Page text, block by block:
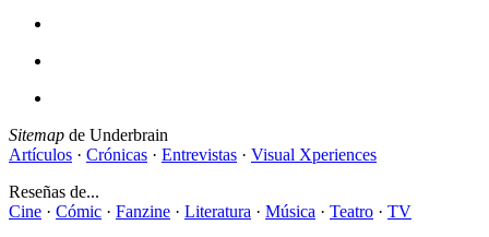
Sitemap de Underbrain
Artículos · Crónicas · Entrevistas · Visual Xperiences
Reseñas de...
Cine · Cómic · Fanzine · Literatura · Música · Teatro · TV